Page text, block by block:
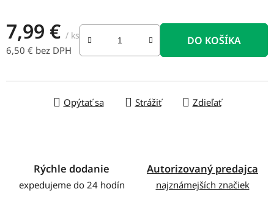
7,99 € / ks
6,50 € bez DPH
DO KOŠÍKA
Opýtať sa Strážiť Zdieľať
Rýchle dodanie
expedujeme do 24 hodín
Autorizovaný predajca
najznámejších značiek